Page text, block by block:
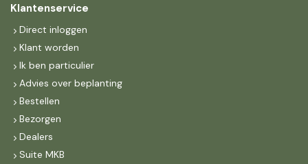
Klantenservice
Direct inloggen
Klant worden
Ik ben particulier
Advies over beplanting
Bestellen
Bezorgen
Dealers
Suite MKB